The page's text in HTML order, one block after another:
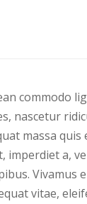
commodo
nascetur
massa
imperdiet a,
Vivamus
vitae,